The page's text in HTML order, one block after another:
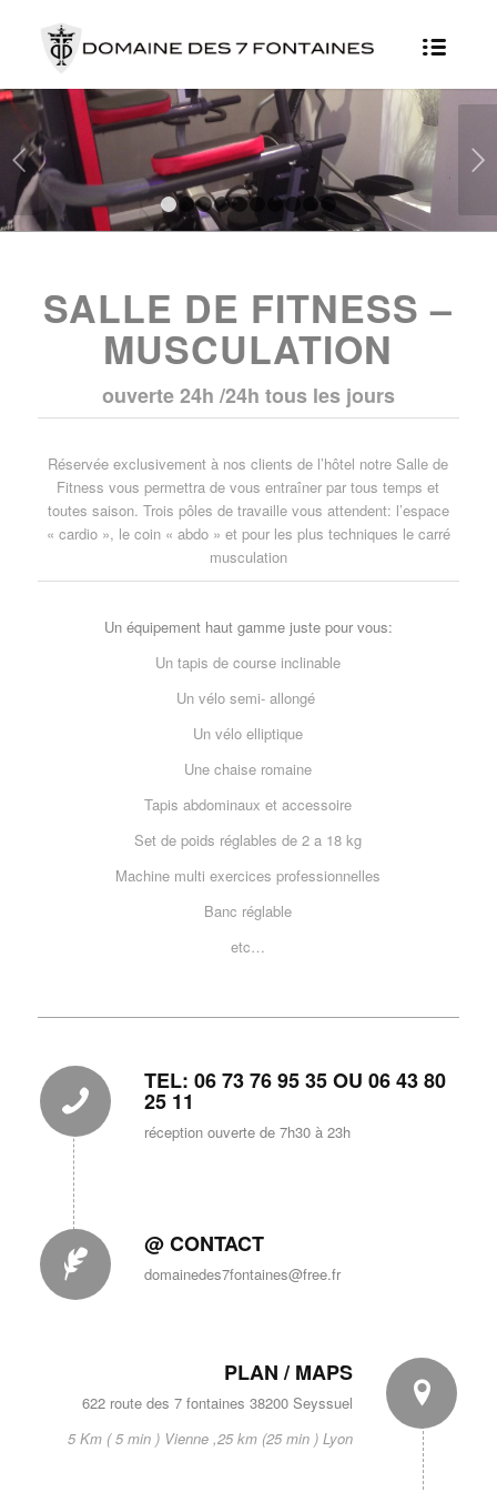
Suivant
1 2 3 4 5 6 7 8 9
SALLE DE FITNESS –
MUSCULATION
ouverte 24h /24h tous les jours
Réservée exclusivement à nos clients de l’hôtel notre Salle de
Fitness vous permettra de vous entraîner par tous temps et
toutes saison. Trois pôles de travaille vous attendent: l’espace
« cardio », le coin « abdo » et pour les plus techniques le carré
musculation
Un équipement haut gamme juste pour vous:
Un tapis de course inclinable
Un vélo semi- allongé
Un vélo elliptique
Une chaise romaine
Tapis abdominaux et accessoire
Set de poids réglables de 2 a 18 kg
Machine multi exercices professionnelles
Banc réglable
etc…
TEL: 06 73 76 95 35 OU 06 43 80
25 11
réception ouverte de 7h30 à 23h
@ CONTACT
domainedes7fontaines@free.fr
PLAN / MAPS
622 route des 7 fontaines 38200 Seyssuel
5 Km ( 5 min ) Vienne ,25 km (25 min ) Lyon